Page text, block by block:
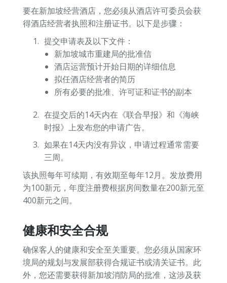
要在新加坡经营酒店，您必须从酒店许可委员会获
得酒店经营者执照和注册证书。以下是步骤：
提交申请表及以下文件：
新加坡城市重建局的批准信
酒店运营预计开始日期的详细信息
拟任酒店经营者的简历
所有必要的批准、许可证和证书的副本
在提交后的14天内在《联合早报》和《海峡
时报》上发布您的申请广告。
如果在14天内没有异议，申请过程通常需要
三周。
该执照每年可续期，有效期至每年12月。发放费用
为100新元，年度注册费根据房间数量在200新元至
400新元之间。
健康和安全合规
确保客人的健康和安全至关重要。您必须从国家环
境局的规划与发展部获得合规证书或清关证书。此
外，您还需要获得新加坡消防局的批准，这涉及获